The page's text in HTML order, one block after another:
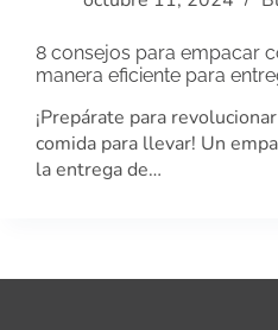
8 consejos para empacar
manera eficiente para
¡Prepárate para
comida para llevar! Un
la entrega de…